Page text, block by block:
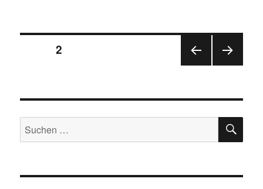
Seitennummerierung
Beiträge
SEIT
E
SEITE2
E
Suchen
nach: